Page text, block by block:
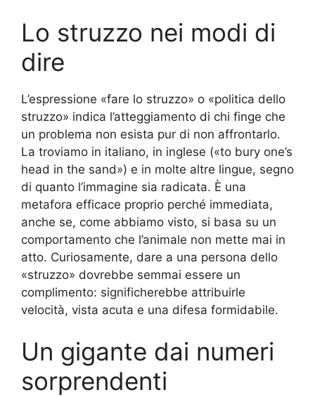
Lo struzzo nei modi di
dire
L’espressione «fare lo struzzo» o «politica dello
struzzo» indica l’atteggiamento di chi finge che
un problema non esista pur di non affrontarlo.
La troviamo in italiano, in inglese («to bury one’s
head in the sand») e in molte altre lingue, segno
di quanto l’immagine sia radicata. È una
metafora efficace proprio perché immediata,
anche se, come abbiamo visto, si basa su un
comportamento che l’animale non mette mai in
atto. Curiosamente, dare a una persona dello
«struzzo» dovrebbe semmai essere un
complimento: significherebbe attribuirle
velocità, vista acuta e una difesa formidabile.
Un gigante dai numeri
sorprendenti